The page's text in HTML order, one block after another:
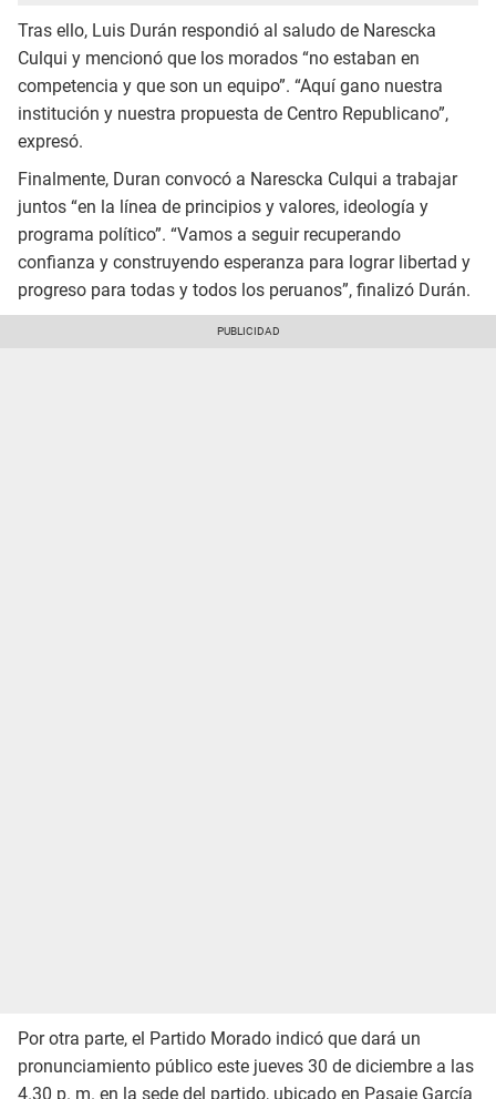
Tras ello, Luis Durán respondió al saludo de Narescka
Culqui y mencionó que los morados “no estaban en
competencia y que son un equipo”. “Aquí gano nuestra
institución y nuestra propuesta de Centro Republicano”,
expresó.
Finalmente, Duran convocó a Narescka Culqui a trabajar
juntos “en la línea de principios y valores, ideología y
programa político”. “Vamos a seguir recuperando
confianza y construyendo esperanza para lograr libertad y
progreso para todas y todos los peruanos”, finalizó Durán.
Por otra parte, el Partido Morado indicó que dará un
pronunciamiento público este jueves 30 de diciembre a las
4.30 p. m. en la sede del partido, ubicado en Pasaje García